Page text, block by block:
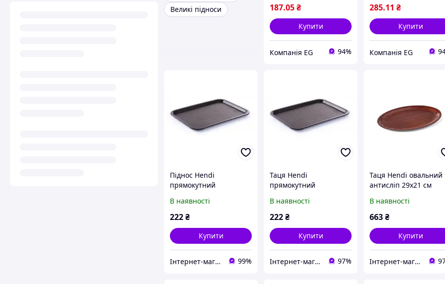
Великі підноси
187.05₴
Купити
Компанія EG 94%
285.11 ₴
Купити
Компанія EG
Піднос Hendi
прямокутний
пластик (878941) з
швидкою доставкою по
В наявності
222₴
Купити
Інтернет-магазин "TUDOM" 99%
Таця Hendi
прямокутний
пластик (878941) з
швидкою доставкою по
В наявності
222₴
Купити
Інтернет-магазин"FANTIKI" 97%
Таця Hendi овальний
антисліп 29х21 см
швидкою доставкою
Україні
В наявності
663₴
Купити
Інтернет-магазин"FANTIKI"